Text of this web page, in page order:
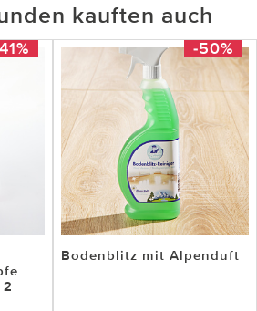
kauften auch
-50%
Bodenblitz mit Alpenduft